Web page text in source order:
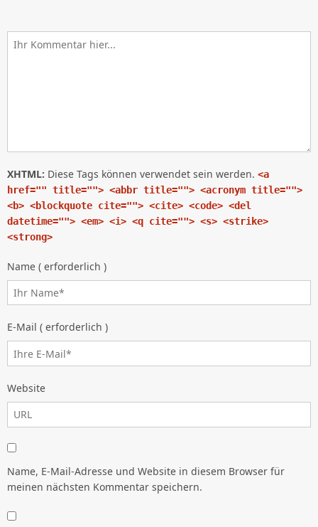
XHTML: Diese Tags können verwendet sein werden. <a
href="" title=""> <abbr title=""> <acronym title="">
<b> <blockquote cite=""> <cite> <code> <del
datetime=""> <em> <i> <q cite=""> <s> <strike>
<strong>
Name ( erforderlich )
E-Mail ( erforderlich )
Website
Name, E-Mail-Adresse und Website in diesem Browser für
meinen nächsten Kommentar speichern.